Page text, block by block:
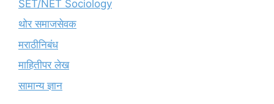
SET/NET Sociology
थोर समाजसेवक
मराठीनिबंध
माहितीपर लेख
सामान्य ज्ञान